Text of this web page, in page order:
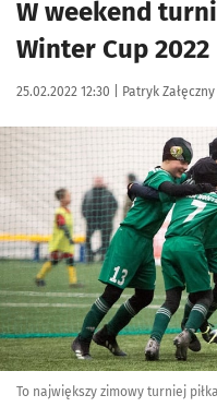
W weekend
Winter Cup 2022
Data publikacji:
25.02.2022 12:30 | Autor:
Patryk Załęczny
Kliknij, aby powiększyć
To największy zimowy turniej